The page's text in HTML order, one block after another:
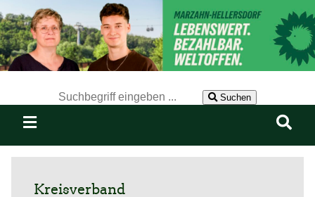
Suchen
Kreisverband